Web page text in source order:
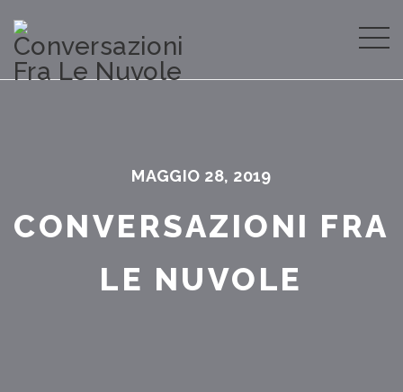
MAGGIO 28, 2019
CONVERSAZIONI FRA
LE NUVOLE